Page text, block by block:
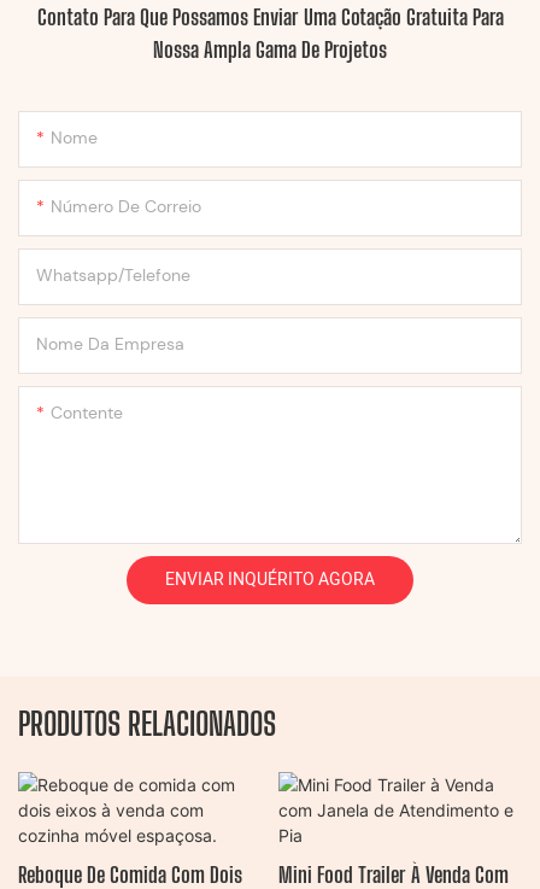
Contato Para Que Possamos Enviar Uma Cotação Gratuita Para
Nossa Ampla Gama De Projetos
Nome
Número De Correio
Whatsapp/Telefone
Nome Da Empresa
Contente
ENVIAR INQUÉRITO AGORA
PRODUTOS RELACIONADOS
Reboque De Comida Com Dois
Mini Food Trailer À Venda Com